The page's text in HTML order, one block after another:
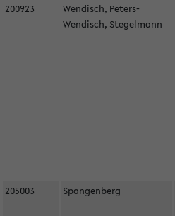
200923
Wendisch, Peters-
Wendisch, Stegelmann
205003 Spangenberg